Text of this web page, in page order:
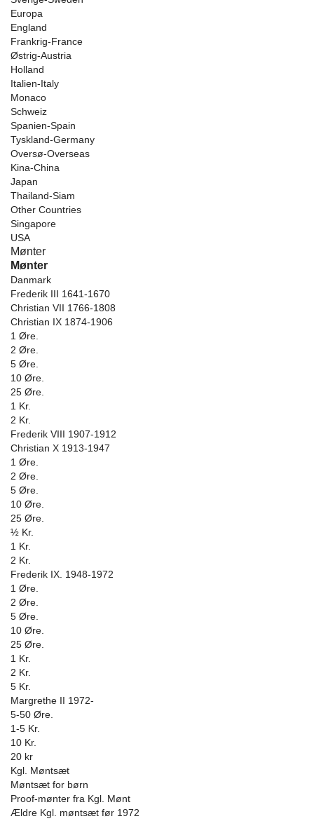
Europa
England
Frankrig-France
Østrig-Austria
Holland
Italien-Italy
Monaco
Schweiz
Spanien-Spain
Tyskland-Germany
Oversø-Overseas
Kina-China
Japan
Thailand-Siam
Other Countries
Singapore
USA
Mønter
Mønter
Danmark
Frederik III 1641-1670
Christian VII 1766-1808
Christian IX 1874-1906
1 Øre.
2 Øre.
5 Øre.
10 Øre.
25 Øre.
1 Kr.
2 Kr.
Frederik VIII 1907-1912
Christian X 1913-1947
1 Øre.
2 Øre.
5 Øre.
10 Øre.
25 Øre.
½ Kr.
1 Kr.
2 Kr.
Frederik IX. 1948-1972
1 Øre.
2 Øre.
5 Øre.
10 Øre.
25 Øre.
1 Kr.
2 Kr.
5 Kr.
Margrethe II 1972-
5-50 Øre.
1-5 Kr.
10 Kr.
20 kr
Kgl. Møntsæt
Møntsæt for børn
Proof-mønter fra Kgl. Mønt
Ældre Kgl. møntsæt før 1972